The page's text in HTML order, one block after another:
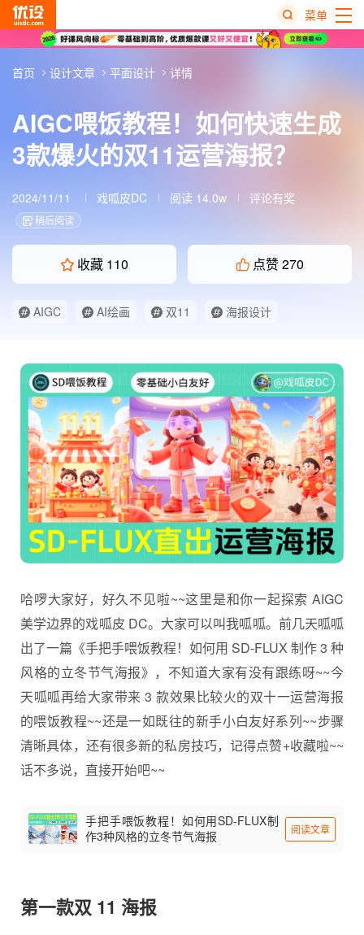
菜单
AIGC喂饭教程！如何快速生成
3款爆火的双11运营海报？
2024/11/11 戏呱皮DC 阅读 14.0w 评论有奖
稍后阅读
收藏 110 点赞270
AIGC AI绘画 双11 海报设计
首页 设计文章 平面设计 详情
哈啰大家好，好久不见啦~~这里是和你一起探索 AIGC
美学边界的戏呱皮 DC。大家可以叫我呱呱。前几天呱呱
出了一篇《手把手喂饭教程！如何用 SD-FLUX 制作 3 种
风格的立冬节气海报》，不知道大家有没有跟练呀~~今
天呱呱再给大家带来 3 款效果比较火的双十一运营海报
的喂饭教程~~还是一如既往的新手小白友好系列~~步骤
清晰具体，还有很多新的私房技巧，记得点赞+收藏啦~~
话不多说，直接开始吧~~
手把手喂饭教程！如何用SD-FLUX制
作3种风格的立冬节气海报
阅读文章
第一款双 11 海报